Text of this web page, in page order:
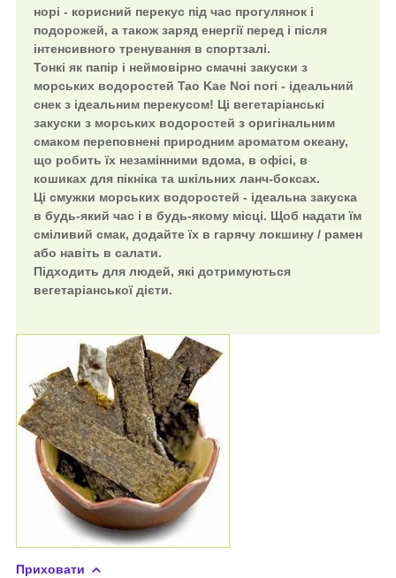
норі - корисний перекус під час прогулянок і
подорожей, а також заряд енергії перед і після
інтенсивного тренування в спортзалі.
Тонкі як папір і неймовірно смачні закуски з
морських водоростей Tao Kae Noi nori - ідеальний
снек з ідеальним перекусом! Ці вегетаріанські
закуски з морських водоростей з оригінальним
смаком переповнені природним ароматом океану,
що робить їх незамінними вдома, в офісі, в
кошиках для пікніка та шкільних ланч-боксах.
Ці смужки морських водоростей - ідеальна закуска
в будь-який час і в будь-якому місці. Щоб надати їм
сміливий смак, додайте їх в гарячу локшину / рамен
або навіть в салати.
Підходить для людей, які дотримуються
вегетаріанської дієти.
Приховати